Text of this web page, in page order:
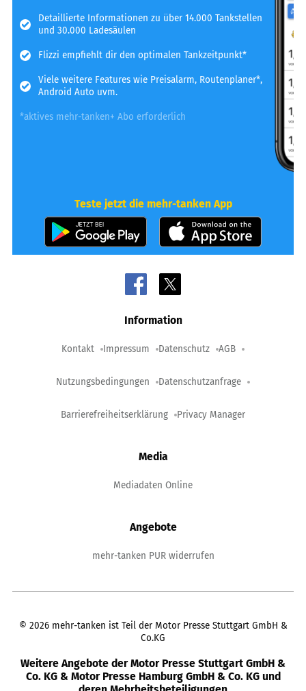
Detaillierte Informationen zu über 14.000 Tankstellen
und 30.000 Ladesäulen
Flizzi empfiehlt dir den optimalen Tankzeitpunkt*
Viele weitere Features wie Preisalarm, Routenplaner*,
Android Auto uvm.
*aktives mehr-tanken+ Abo erforderlich
Teste jetzt die mehr-tanken App
Information
Kontakt Impressum Datenschutz AGB
Nutzungsbedingungen Datenschutzanfrage
Barrierefreiheitserklärung Privacy Manager
Media
Mediadaten Online
Angebote
mehr-tanken PUR widerrufen
© 2026 mehr-tanken ist Teil der Motor Presse Stuttgart GmbH &
Co.KG
Weitere Angebote der Motor Presse Stuttgart GmbH &
Co. KG & Motor Presse Hamburg GmbH & Co. KG und